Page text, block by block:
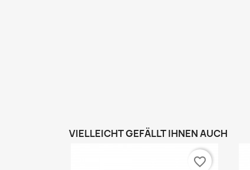
VIELLEICHT GEFÄLLT IHNEN AUCH
favorite_border